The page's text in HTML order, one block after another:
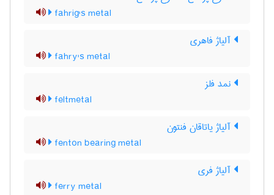
fahrig's metal
آلیاژ فاهری
fahry's metal
نمد فلز
feltmetal
آلیاژ یاتاقان فنتون
fenton bearing metal
آلیاژ فری
ferry metal